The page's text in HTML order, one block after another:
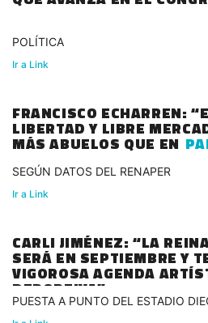
POLÍTICA
Ir a Link
FRANCISCO ECHARREN:
LIBERTAD Y LIBRE
MÁS ABUELOS QUE EN
SEGÚN DATOS DEL RENAPER
Ir a Link
CARLI JIMÉNEZ: “LA
SERÁ EN SEPTIEMBRE Y
VIGOROSA AGENDA
DEPORTIVA”
PUESTA A PUNTO DEL ESTADIO